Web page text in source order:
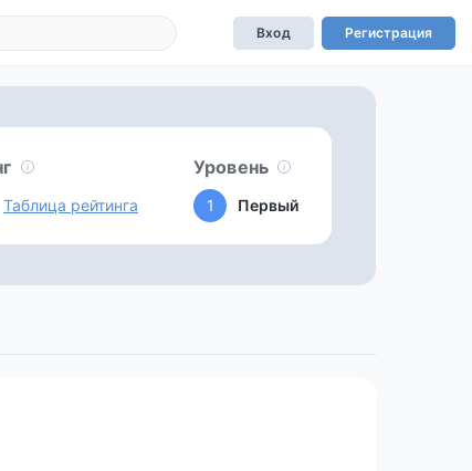
Вход Регистрация
Таблица рейтинга
Уровень
1 Первый